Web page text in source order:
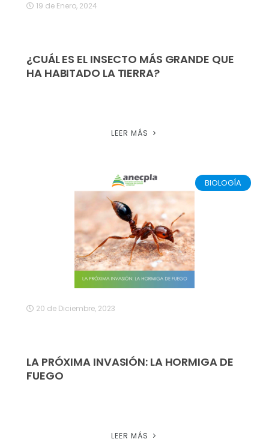
19 de Enero, 2024
¿CUÁL ES EL INSECTO MÁS GRANDE QUE
HA HABITADO LA TIERRA?
LEER MÁS
BIOLOGÍA
20 de Diciembre, 2023
LA PRÓXIMA INVASIÓN: LA HORMIGA DE
FUEGO
LEER MÁS